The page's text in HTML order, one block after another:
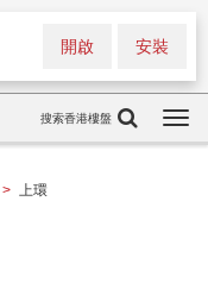
安裝
開啟
搜索香港樓盤
> 上環